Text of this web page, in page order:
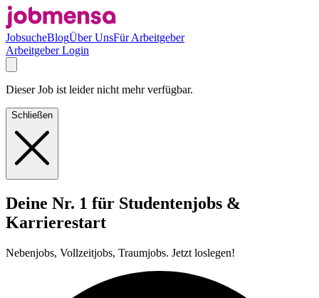
JobsucheBlogÜber UnsFür Arbeitgeber
Arbeitgeber Login
Dieser Job ist leider nicht mehr verfügbar.
Schließen
Deine Nr. 1 für Studentenjobs &
Karrierestart
Nebenjobs, Vollzeitjobs, Traumjobs. Jetzt loslegen!